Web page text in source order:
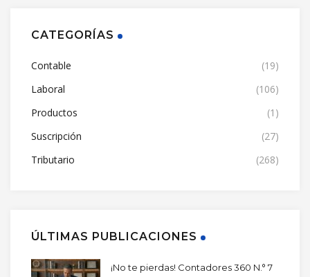
CATEGORÍAS
Contable
(19)
Laboral
(106)
Productos
(1)
Suscripción
(27)
Tributario
(268)
ÚLTIMAS PUBLICACIONES
¡No te pierdas! Contadores 360 N.° 7